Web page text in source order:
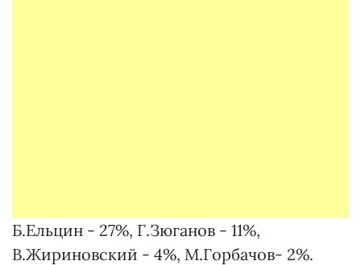
Б.Ельцин - 27%, Г.Зюганов - 11%,
В.Жириновский - 4%, М.Горбачов- 2%.